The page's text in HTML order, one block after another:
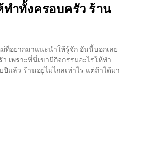
ำทั้งครอบครัว ร้าน
ที่อยากมาแนะนำให้รู้จัก อันนี้บอกเลย
เพราะที่นี่เขามีกิจกรรมอะไรให้ทำ
แล้ว ร้านอยู่ไม่ไกลเท่าไร แต่ถ้าได้มา